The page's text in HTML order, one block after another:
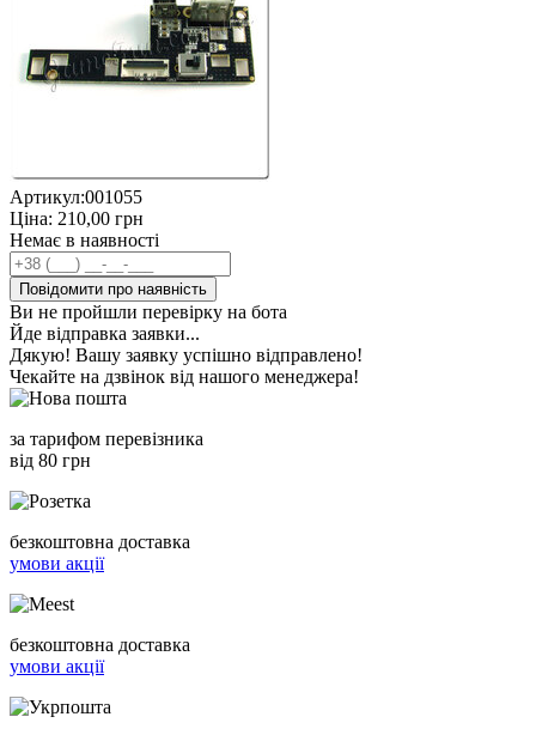
Артикул:001055
Ціна: 210,00 грн
Немає в наявності
Повідомити про наявність
Ви не пройшли перевірку на бота
Йде відправка заявки...
Дякую! Вашу заявку успішно відправлено!
Чекайте на дзвінок від нашого менеджера!
за тарифом перевізника
від 80 грн
безкоштовна доставка
умови акції
безкоштовна доставка
умови акції